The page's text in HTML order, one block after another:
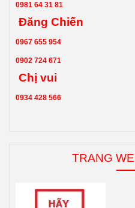
0981 64 31 81
Đăng Chiến
0967 655 954
0902 724 671
Chị vui
0934 428 566
TRANG